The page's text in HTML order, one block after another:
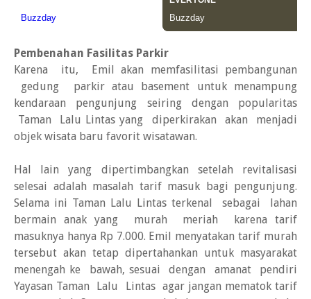
Pembenahan Fasilitas Parkir
Karena itu, Emil akan memfasilitasi pembangunan
gedung parkir atau basement untuk menampung
kendaraan pengunjung seiring dengan popularitas
Taman Lalu Lintas yang diperkirakan akan menjadi
objek wisata baru favorit wisatawan.
Hal lain yang dipertimbangkan setelah revitalisasi
selesai adalah masalah tarif masuk bagi pengunjung.
Selama ini Taman Lalu Lintas terkenal sebagai lahan
bermain anak yang murah meriah karena tarif
masuknya hanya Rp 7.000. Emil menyatakan tarif murah
tersebut akan tetap dipertahankan untuk masyarakat
menengah ke bawah, sesuai dengan amanat pendiri
Yayasan Taman Lalu Lintas agar jangan mematok tarif